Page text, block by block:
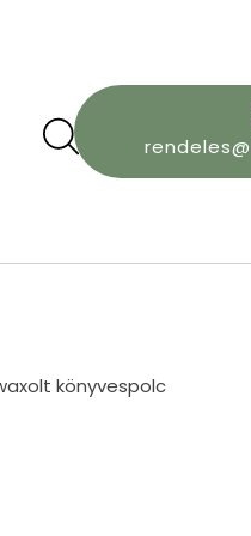
könyvespolc